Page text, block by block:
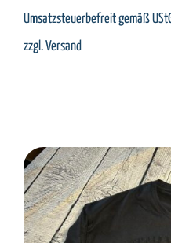
Umsatzsteuerbefreit gemäß
zzgl.Versand